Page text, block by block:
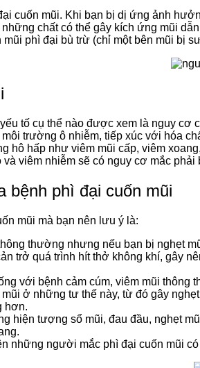
cuốn mũi. Khi bạn bị dị ứng ảnh
chất có thể gây kích ứng mũi
phì đại bù trừ (chỉ một bên mũi bị
tố cụ thể nào được xem là nguy
trường ô nhiễm, tiếp xúc với hóa
hô hấp như viêm mũi cấp, viêm
viêm nhiễm sẽ có nguy cơ mắc
bệnh phì đại cuốn mũi
mũi mà bạn nên lưu ý là:
thường nhưng nếu bạn bị nghẹt
trở quá trình hít thở không khí, gây
với bệnh cảm cúm, viêm mũi
ở những tư thế này, từ đó gây
hơn.
hiện tượng sổ mũi, đau đầu, nghẹt
những người mắc phì đại cuốn mũi